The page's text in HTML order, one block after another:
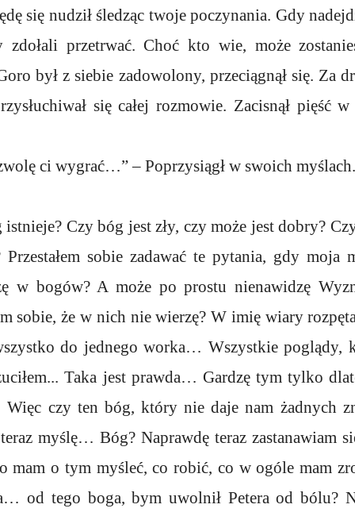
się nudził śledząc twoje poczynania. Gdy
zdołali przetrwać. Choć kto wie, może
był z siebie zadowolony, przeciągnął się. Za
się całej rozmowie. Zacisnął pięść
ci wygrać…” – Poprzysiągł w swoich myślach.
Czy bóg jest zły, czy może jest dobry?
Przestałem sobie zadawać te pytania, gdy moja
w bogów? A może po prostu nienawidzę
sobie, że w nich nie wierzę? W imię wiary
do jednego worka… Wszystkie poglądy,
Taka jest prawda… Gardzę tym tylko
Więc czy ten bóg, który nie daje nam żadnych
myślę… Bóg? Naprawdę teraz zastanawiam
mam o tym myśleć, co robić, co w ogóle mam
od tego boga, bym uwolnił Petera od bólu?